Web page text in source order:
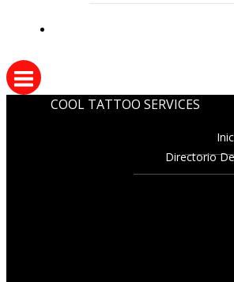
COOL TATTOO SERVICES
Directorio